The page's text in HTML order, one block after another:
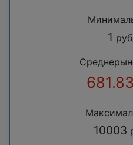
1
681.83
10003